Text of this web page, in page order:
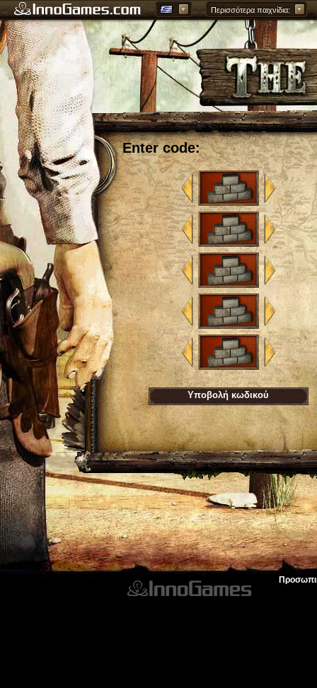
Περισσότερα παιχνίδια:
Enter code:
Υποβολή κωδικού